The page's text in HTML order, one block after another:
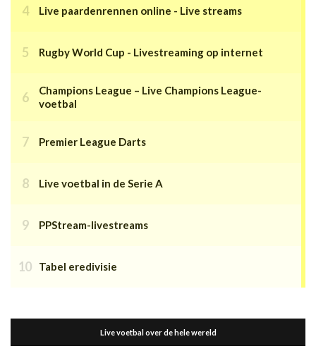
Live paardenrennen online - Live streams
Rugby World Cup - Livestreaming op internet
Champions League – Live Champions League-
voetbal
Premier League Darts
Live voetbal in de Serie A
PPStream-livestreams
Tabel eredivisie
Live voetbal over de hele wereld